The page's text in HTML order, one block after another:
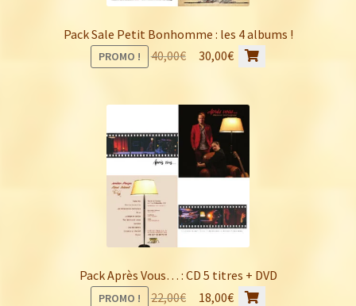
Pack Sale Petit Bonhomme : les 4 albums !
PROMO ! 40,00€
Le
était :
40,00€.
30,00€ Le
est :
30,00€.
Pack Après Vous… : CD 5 titres + DVD
PROMO ! 22,00€
Le18,00€ Le